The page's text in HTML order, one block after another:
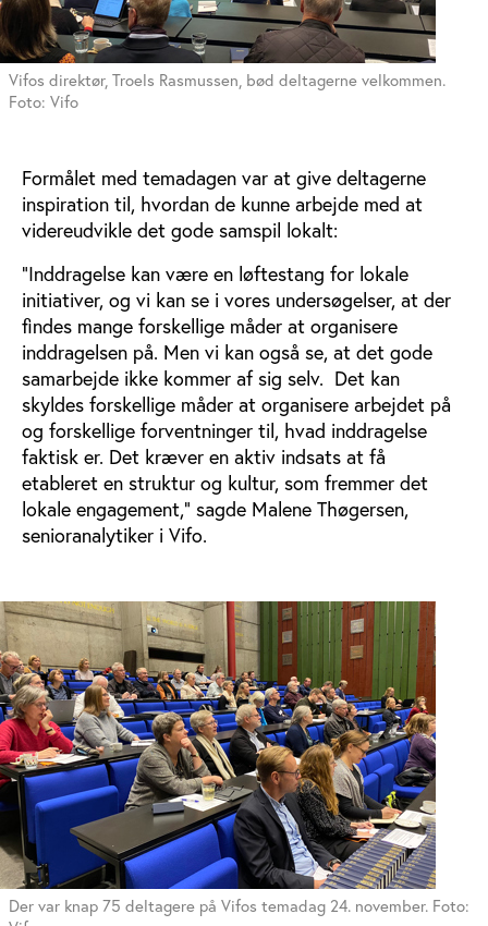
Vifos direktør, Troels Rasmussen, bød deltagerne velkommen.
Foto: Vifo
Formålet med temadagen var at give deltagerne
inspiration til, hvordan de kunne arbejde med at
videreudvikle det gode samspil lokalt:
”Inddragelse kan være en løftestang for lokale
initiativer, og vi kan se i vores undersøgelser, at der
findes mange forskellige måder at organisere
inddragelsen på. Men vi kan også se, at det gode
samarbejde ikke kommer af sig selv. Det kan
skyldes forskellige måder at organisere arbejdet på
og forskellige forventninger til, hvad inddragelse
faktisk er. Det kræver en aktiv indsats at få
etableret en struktur og kultur, som fremmer det
lokale engagement,” sagde Malene Thøgersen,
senioranalytiker i Vifo.
Der var knap 75 deltagere på Vifos temadag 24. november. Foto: